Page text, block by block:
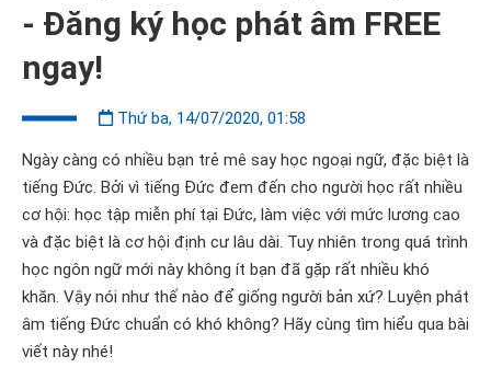
- Đăng ký học phát âm FREE
ngay!
Thứ ba, 14/07/2020, 01:58
Ngày càng có nhiều bạn trẻ mê say học ngoại ngữ, đặc biệt là
tiếng Đức. Bởi vì tiếng Đức đem đến cho người học rất nhiều
cơ hội: học tập miễn phí tại Đức, làm việc với mức lương cao
và đặc biệt là cơ hội định cư lâu dài. Tuy nhiên trong quá trình
học ngôn ngữ mới này không ít bạn đã gặp rất nhiều khó
khăn. Vậy nói như thế nào để giống người bản xứ? Luyện phát
âm tiếng Đức chuẩn có khó không? Hãy cùng tìm hiểu qua bài
viết này nhé!